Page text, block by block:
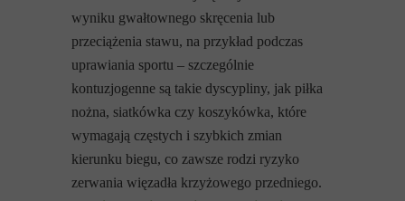
wyniku gwałtownego skręcenia lub
przeciążenia stawu, na przykład podczas
uprawiania sportu – szczególnie
kontuzjogenne są takie dyscypliny, jak piłka
nożna, siatkówka czy koszykówka, które
wymagają częstych i szybkich zmian
kierunku biegu, co zawsze rodzi ryzyko
zerwania więzadła krzyżowego przedniego.